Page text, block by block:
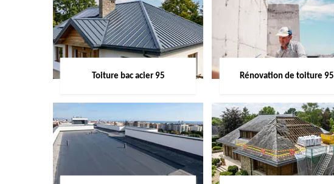
Toiture bac acier 95 Rénovation de toiture 95